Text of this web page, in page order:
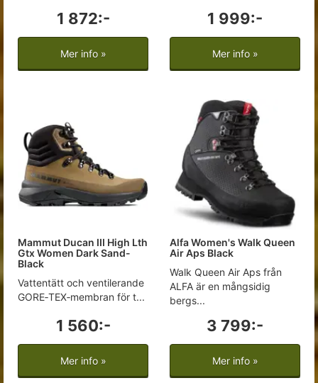
1 872:-
Mer info »
1 999:-
Mer info »
Mammut Ducan III High Lth
Gtx Women Dark Sand-
Black
Vattentätt och ventilerande
GORE‑TEX‑membran för t...
1 560:-
Mer info »
Alfa Women's Walk Queen
Air Aps Black
Walk Queen Air Aps från
ALFA är en mångsidig
bergs...
3 799:-
Mer info »